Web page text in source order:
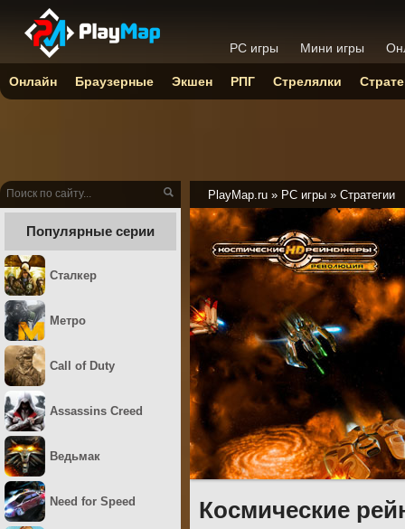
PlayMap.ru » PC игры » Стратегии
Космические
Популярные серии
Сталкер
Метро
Call of Duty
Assassins Creed
Ведьмак
Need for Speed
PC игры Мини игры
Онлайн Браузерные Экшен РПГ Стрелялки